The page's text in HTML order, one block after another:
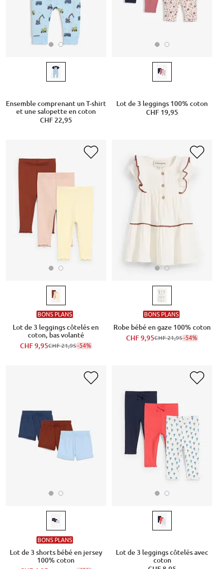
Ensemble comprenant un T-shirt
et une salopette en coton
CHF 22,95
Lot de 3 leggings 100% coton
CHF 19,95
BONS PLANS
Lot de 3 leggings côtelés en
coton, bas volanté
CHF 9,95CHF 21,95-54%
BONS PLANS
Robe bébé en gaze 100% coton
CHF 9,95CHF 21,95-54%
BONS PLANS
Lot de 3 shorts bébé en jersey
100% coton
Lot de 3 leggings côtelés avec
coton